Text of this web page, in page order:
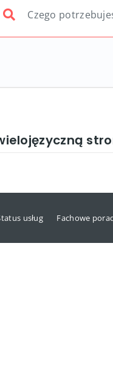
usług Fachowe